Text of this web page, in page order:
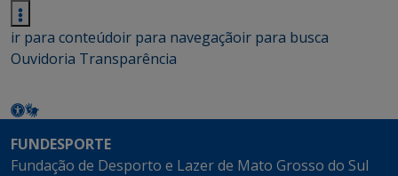
ir para conteúdoir para navegaçãoir para busca
Ouvidoria Transparência
FUNDESPORTE
Fundação de Desporto e Lazer de Mato Grosso do Sul